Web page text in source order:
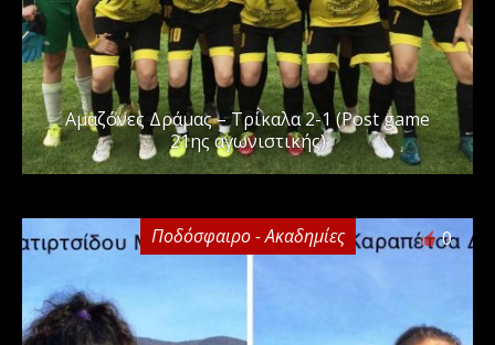
Αμαζόνες Δράμας – Τρίκαλα 2-1 (Post game
21ης αγωνιστικής)
Ποδόσφαιρο - Ακαδημίες 0